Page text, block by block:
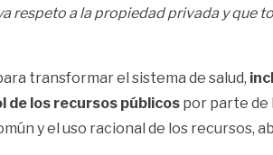
respeto a la propiedad privada y que
transformar el sistema de salud,
de los recursos públicos por parte de
y el uso racional de los recursos,